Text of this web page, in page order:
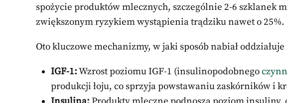
spożycie produktów mlecznych, szczególnie 2-6 szklanek
zwiększonym ryzykiem wystąpienia trądziku nawet o 25%.
Oto kluczowe mechanizmy, w jaki sposób nabiał
IGF-1:Wzrost poziomu IGF-1 (insulinopodobnego
produkcji łoju, co sprzyja powstawaniu zaskórników i